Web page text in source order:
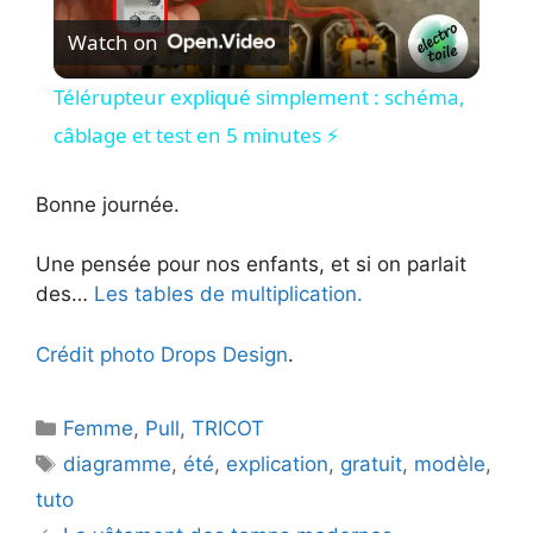
l
a
V
i
Watch on
Télérupteur expliqué simplement : schéma,
câblage et test en 5 minutes ⚡
Bonne journée.
Une pensée pour nos enfants, et si on parlait
des… Les tables de multiplication.
Crédit photo Drops Design.
Catégories
Femme, Pull,TRICOT
Étiquettes
diagramme, été, explication, gratuit, modèle,
tuto